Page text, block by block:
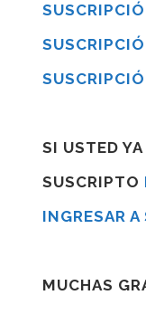
SI USTED
SUSCRIPTO
INGRESAR
MUCHAS